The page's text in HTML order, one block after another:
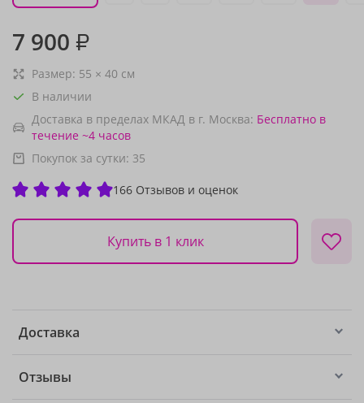
7 900 ₽
Размер: 55 × 40 см
В наличии
Доставка в пределах МКАД в г. Москва: Бесплатно в
течение ~4 часов
Покупок за сутки: 35
166 Отзывов и оценок
Купить в 1 клик
Доставка
Отзывы